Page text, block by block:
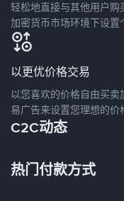
轻松地直接与其他用户
加密货币市场环境下设置
以更优价格交易
以您喜欢的价格自由买
易广告来设置您理想的价
C2C动态
热门付款方式